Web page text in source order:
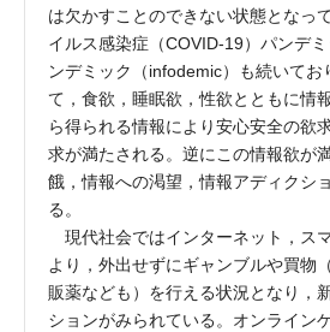
は欠かすことのできない状態となっ
イルス感染症（COVID-19）パンデ
ンデミック（infodemic）も続いてお
て，食欲，睡眠欲，性欲とともに情
ら得られる情報により安心安全の欲
求が満たされる。逆にこの情報欲が
餓，情報への渇望，情報アディクシ
る。
現代社会ではインターネット，ス
より，外出せずにギャンブルや買物
販薬なども）を行える状況となり，
ションがみられている。オンライン